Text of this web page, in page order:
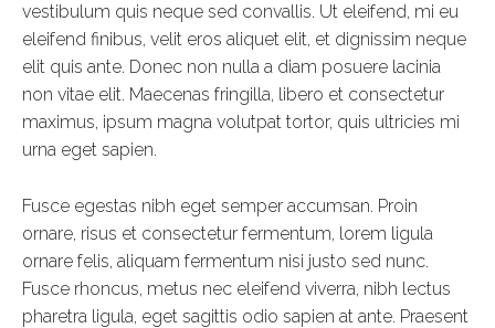
vestibulum quis neque sed convallis. Ut eleifend, mi eu
eleifend finibus, velit eros aliquet elit, et dignissim neque
elit quis ante. Donec non nulla a diam posuere lacinia
non vitae elit. Maecenas fringilla, libero et consectetur
maximus, ipsum magna volutpat tortor, quis ultricies mi
urna eget sapien.
Fusce egestas nibh eget semper accumsan. Proin
ornare, risus et consectetur fermentum, lorem ligula
ornare felis, aliquam fermentum nisi justo sed nunc.
Fusce rhoncus, metus nec eleifend viverra, nibh lectus
pharetra ligula, eget sagittis odio sapien at ante. Praesent